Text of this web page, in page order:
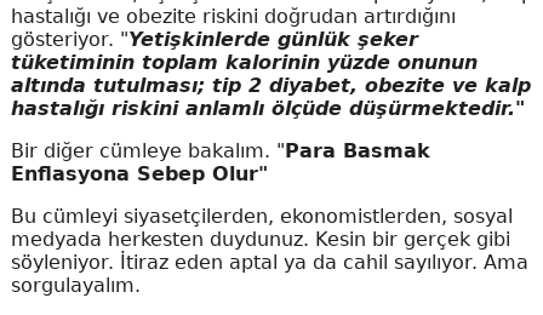
hastalığı ve obezite riskini doğrudan artırdığını
gösteriyor. "Yetişkinlerde günlük şeker
tüketiminin toplam kalorinin yüzde onunun
altında tutulması; tip 2 diyabet, obezite ve kalp
hastalığı riskini anlamlı ölçüde düşürmektedir."
Bir diğer cümleye bakalım. "Para Basmak
Enflasyona Sebep Olur"
Bu cümleyi siyasetçilerden, ekonomistlerden, sosyal
medyada herkesten duydunuz. Kesin bir gerçek gibi
söyleniyor. İtiraz eden aptal ya da cahil sayılıyor. Ama
sorgulayalım.